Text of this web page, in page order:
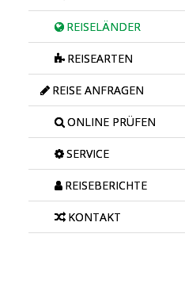
REISELÄNDER
REISEARTEN
REISE ANFRAGEN
ONLINE PRÜFEN
SERVICE
REISEBERICHTE
KONTAKT